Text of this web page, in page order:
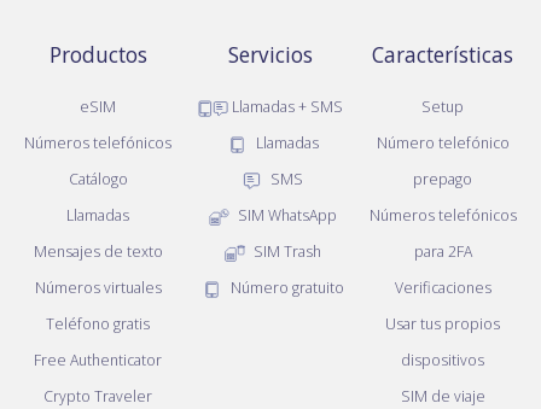
Productos
eSIM
Números telefónicos
Catálogo
Llamadas
Mensajes de texto
Números virtuales
Teléfono gratis
Free Authenticator
Crypto Traveler
Servicios
Llamadas + SMS
Llamadas
SMS
SIM WhatsApp
SIM Trash
Número gratuito
Características
Setup
Número telefónico
prepago
Números telefónicos
para 2FA
Verificaciones
Usar tus propios
dispositivos
SIM de viaje